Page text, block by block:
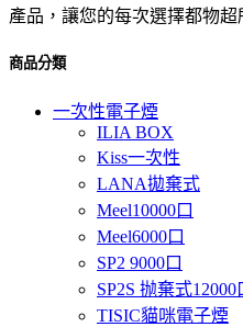
產品，讓您的每次選擇都物超
商品分類
一次性電子煙
ILIA BOX
Kiss一次性
LANA拋棄式
Meel10000口
Meel6000口
SP2 9000口
SP2S 抛棄式12000
TISIC貓咪電子煙